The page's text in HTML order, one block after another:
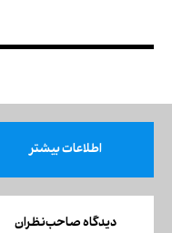
اطلاعات بیشتر
دیدگاه صاحب‌نظران